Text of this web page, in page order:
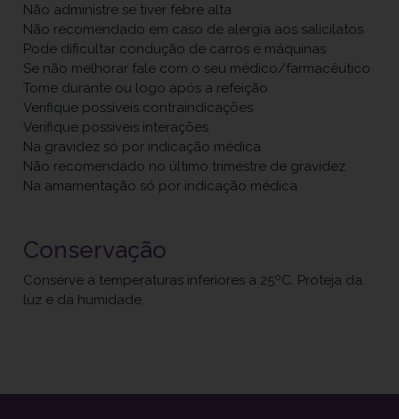
Não administre se tiver febre alta
Não recomendado em caso de alergia aos salicilatos
Pode dificultar condução de carros e máquinas
Se não melhorar fale com o seu médico/farmacêutico
Tome durante ou logo após a refeição
Verifique possíveis contraindicações
Verifique possíveis interações
Na gravidez só por indicação médica
Não recomendado no último trimestre de gravidez
Na amamentação só por indicação médica
Conservação
Conserve a temperaturas inferiores a 25ºC. Proteja da
luz e da humidade.